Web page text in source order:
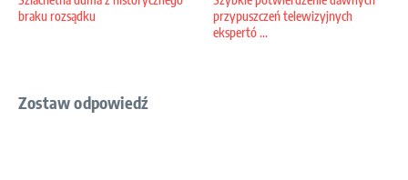
braku rozsądku
przypuszczeń telewizyjnych
ekspertó ...
Zostaw odpowiedź